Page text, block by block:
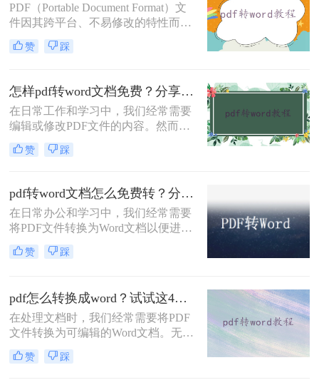
PDF（Portable Document Format）文
件因其跨平台、不易修改的特性而被
广泛使用，但在某些情况下，我们可
能需要将PDF转换为Word文档以便进
成WORD呢？本文将介绍四种将PDF
转换成Word的实用方法，涵盖了从手
动操作到专业软件的多种途径。
赞 踩
怎样pdf转word文档免费？分享这3种转换方法!
在日常工作和学习中，我们经常需要
编辑或修改PDF文件的内容。然而，
由于PDF格式的只读特性，直接编辑
并不容易。那么怎样pdf转word文档免
PDF转Word方法。
赞 踩
pdf转word文档怎么免费转？分享6种常用方法详解！
在日常办公和学习中，我们经常需要
将PDF文件转换为Word文档以便进行
编辑和修改。虽然市面上有许多付费
的PDF转Word工具，但也有很多免费
将详细介绍几种常用的免费PDF转
Word文档的方法。
赞 踩
pdf怎么转换成word？试试这4种解决方法！
在处理文档时，我们经常需要将PDF
文件转换为可编辑的Word文档。无论
是为了修改内容、复制文本还是其他
用途，掌握几种有效的PDF转Word方
赞 踩